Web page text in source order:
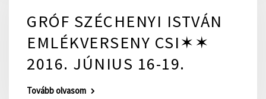
GRÓF SZÉCHENYI ISTVÁN
EMLÉKVERSENY CSI✶✶
2016. JÚNIUS 16-19.
Tovább olvasom